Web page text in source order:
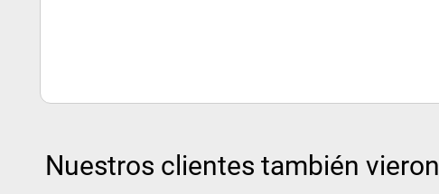
Nuestros clientes también vieron